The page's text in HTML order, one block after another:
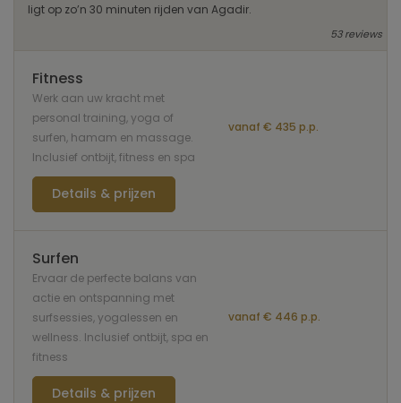
ligt op zo’n 30 minuten rijden van Agadir.
53 reviews
Fitness
Werk aan uw kracht met
personal training, yoga of
surfen, hamam en massage.
Inclusief ontbijt, fitness en spa
vanaf € 435 p.p.
Details & prijzen
Surfen
Ervaar de perfecte balans van
actie en ontspanning met
surfsessies, yogalessen en
wellness. Inclusief ontbijt, spa en
fitness
vanaf € 446 p.p.
Details & prijzen